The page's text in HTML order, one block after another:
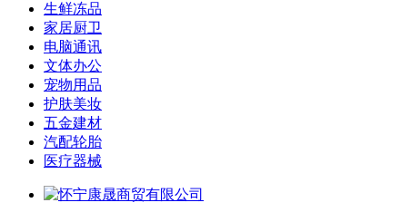
生鲜冻品
家居厨卫
电脑通讯
文体办公
宠物用品
护肤美妆
五金建材
汽配轮胎
医疗器械